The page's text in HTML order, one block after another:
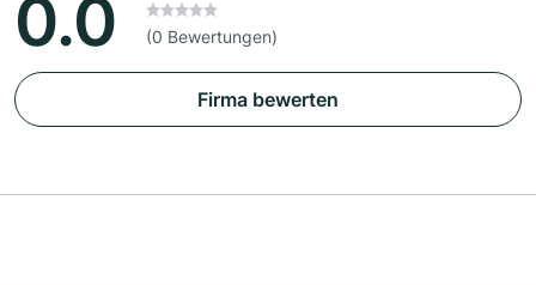
0.0 (0 Bewertungen)
Firma bewerten